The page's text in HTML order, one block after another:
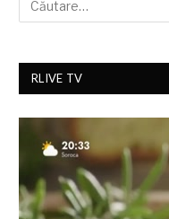
RLIVE TV